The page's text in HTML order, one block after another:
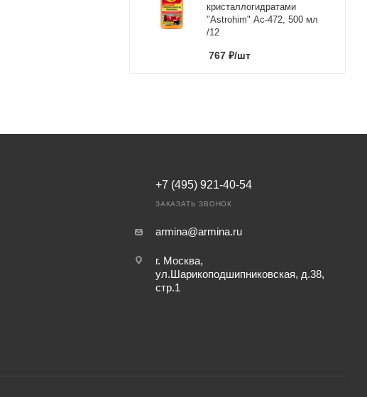
кристаллогидратами
"Astrohim" Ас-472, 500 мл
/12
767 ₽/шт
+7 (495) 921-40-54
ЗАКАЗАТЬ ЗВОНОК
armina@armina.ru
г. Москва,
ул.Шарикоподшипниковская, д.38,
стр.1